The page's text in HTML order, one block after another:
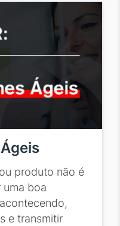
produto não é
uma boa
e transmitir